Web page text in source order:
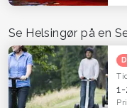
Se Helsingør på en